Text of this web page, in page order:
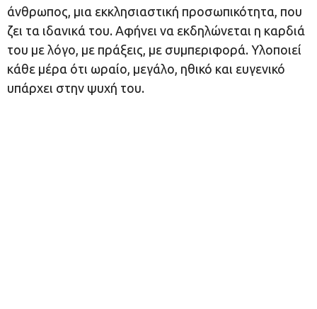
άνθρωπος, μια εκκλησιαστική προσωπικότητα, που
ζει τα ιδανικά του. Αφήνει να εκδηλώνεται η καρδιά
του με λόγο, με πράξεις, με συμπεριφορά. Υλοποιεί
κάθε μέρα ότι ωραίο, μεγάλο, ηθικό και ευγενικό
υπάρχει στην ψυχή του.